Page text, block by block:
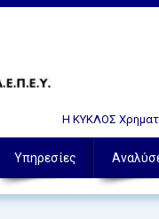
Η ΚΥΚΛΟΣ
Υπηρεσίες